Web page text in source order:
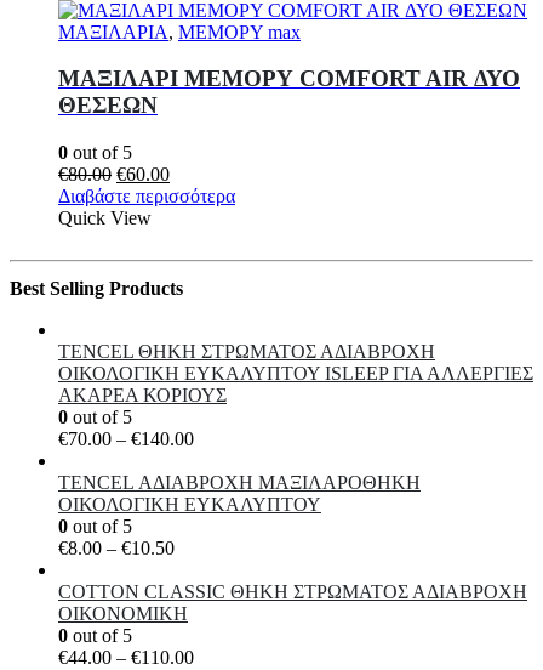
ΜΑΞΙΛΑΡΙΑ, ΜΕΜΟΡΥ max
MAΞΙΛΑΡΙ ΜΕΜΟΡΥ COMFORT AIR ΔΥΟ
ΘΕΣΕΩΝ
0 out of 5
€80.00 Original
price
was:
€60.00Η
τρέχουσα
€60.00.
Διαβάστε περισσότερα
Quick View
Best Selling Products
TENCEL ΘΗΚΗ ΣΤΡΩΜΑΤΟΣ ΑΔΙΑΒΡΟΧΗ
ΟΙΚΟΛΟΓΙΚΗ ΕΥΚΑΛΥΠΤΟΥ ISLEEP ΓΙΑ ΑΛΛΕΡΓΙΕΣ
ΑΚΑΡΕΑ ΚΟΡΙΟΥΣ
0 out of 5
€70.00 – €140.00Price
€70.00
through
TENCEL ΑΔΙΑΒΡΟΧΗ ΜΑΞΙΛΑΡΟΘΗΚΗ
ΟΙΚΟΛΟΓΙΚΗ ΕΥΚΑΛΥΠΤΟΥ
0 out of 5
€8.00 – €10.50Price
€8.00
through
COTTON CLASSIC ΘΗKΗ ΣΤΡΩΜΑΤΟΣ ΑΔΙΑΒΡΟΧΗ
ΟΙΚΟΝΟΜΙΚΗ
0 out of 5
€44.00 – €110.00Price